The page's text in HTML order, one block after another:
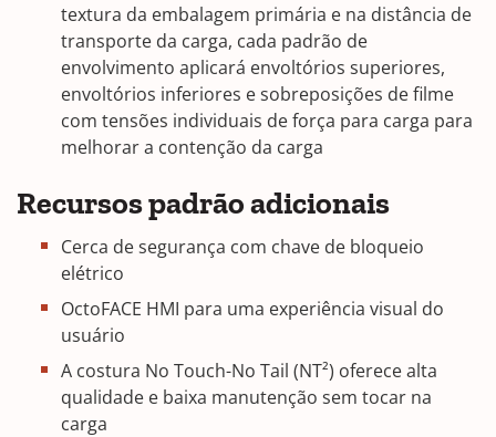
textura da embalagem primária e na distância de
transporte da carga, cada padrão de
envolvimento aplicará envoltórios superiores,
envoltórios inferiores e sobreposições de filme
com tensões individuais de força para carga para
melhorar a contenção da carga
Recursos padrão adicionais
Cerca de segurança com chave de bloqueio
elétrico
OctoFACE HMI para uma experiência visual do
usuário
A costura No Touch-No Tail (NT²) oferece alta
qualidade e baixa manutenção sem tocar na
carga